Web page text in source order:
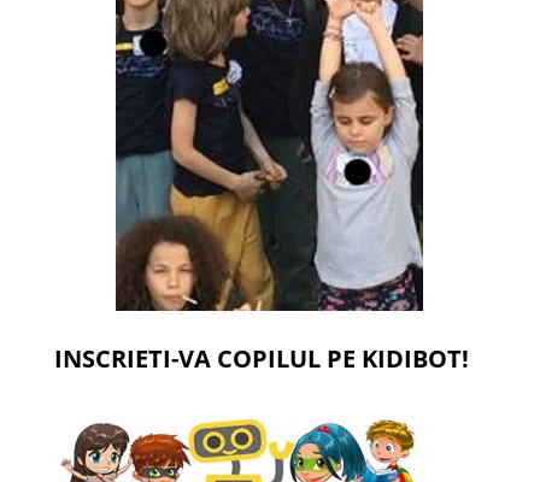
INSCRIETI-VA COPILUL PE KIDIBOT!